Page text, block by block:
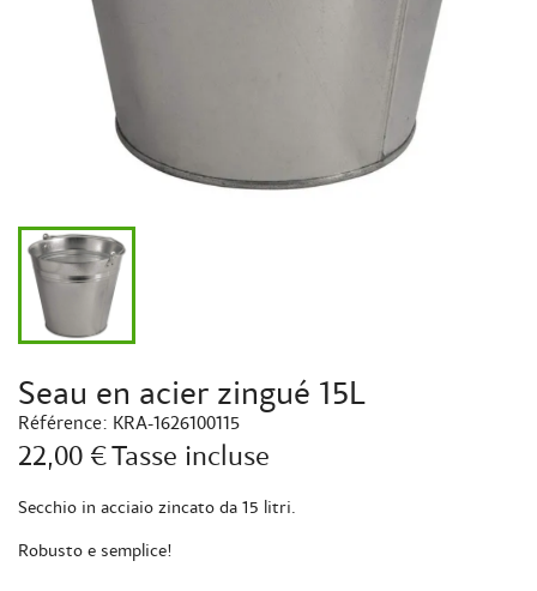
Seau en acier zingué 15L
Référence: KRA-1626100115
22,00 €Tasse incluse
Secchio in acciaio zincato da 15 litri.
Robusto e semplice!